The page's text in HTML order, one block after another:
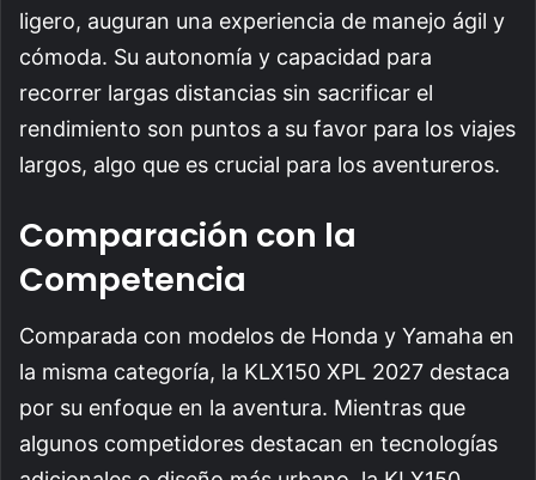
ligero, auguran una experiencia de manejo ágil y
cómoda. Su autonomía y capacidad para
recorrer largas distancias sin sacrificar el
rendimiento son puntos a su favor para los viajes
largos, algo que es crucial para los aventureros.
Comparación con la
Competencia
Comparada con modelos de Honda y Yamaha en
la misma categoría, la KLX150 XPL 2027 destaca
por su enfoque en la aventura. Mientras que
algunos competidores destacan en tecnologías